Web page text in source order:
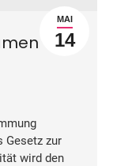
MAI
14
Gesetz zur
wird den